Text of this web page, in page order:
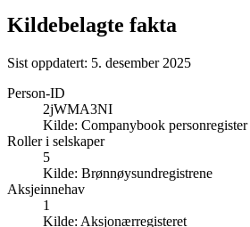
Kildebelagte fakta
Sist oppdatert: 5. desember 2025
Person-ID
2jWMA3NI
Kilde: Companybook personregister
Roller i selskaper
5
Kilde: Brønnøysundregistrene
Aksjeinnehav
1
Kilde: Aksjonærregisteret